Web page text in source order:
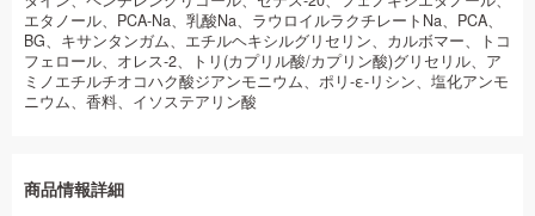
エタノール、PCA-Na、乳酸Na、ラウロイルラクチレートNa、PCA、
BG、キサンタンガム、エチルヘキシルグリセリン、カルボマー、トコ
フェロール、オレス-2、トリ(カプリル酸/カプリン酸)グリセリル、ア
ミノエチルチオコハク酸ジアンモニウム、ポリ-ε-リシン、塩化アンモ
ニウム、香料、イソステアリン酸
商品情報詳細